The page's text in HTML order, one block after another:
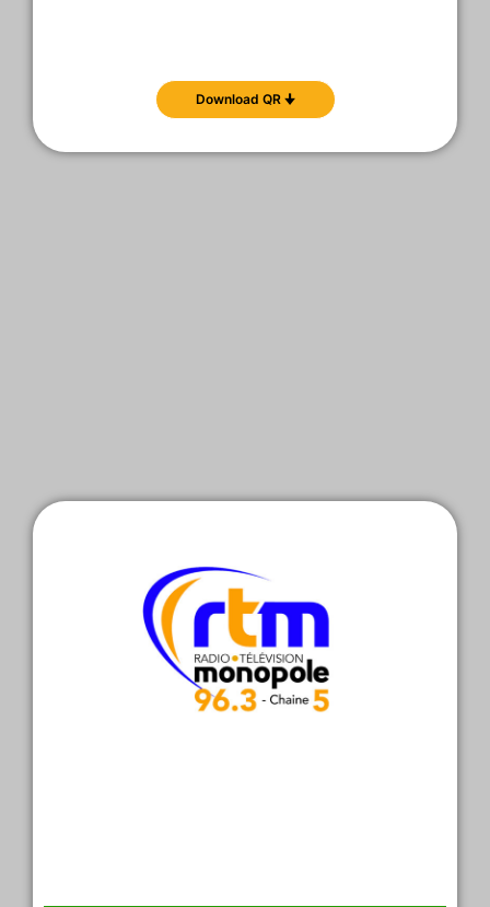
Download QR 🠋